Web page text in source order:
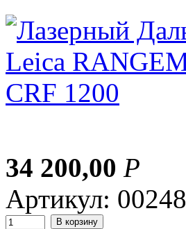
34 200,00 Р
Артикул: 00248